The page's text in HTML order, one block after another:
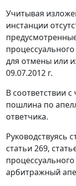
Учитывая
инстанции
для отмены или
09.07.2012 г.
В соответствии с
пошлина по
ответчика.
Руководствуясь
статьи 269,
арбитражный